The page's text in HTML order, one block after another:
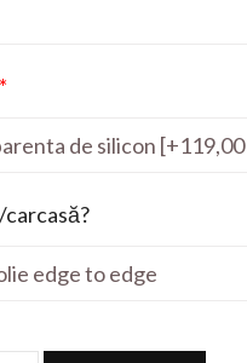
*
carcasă?